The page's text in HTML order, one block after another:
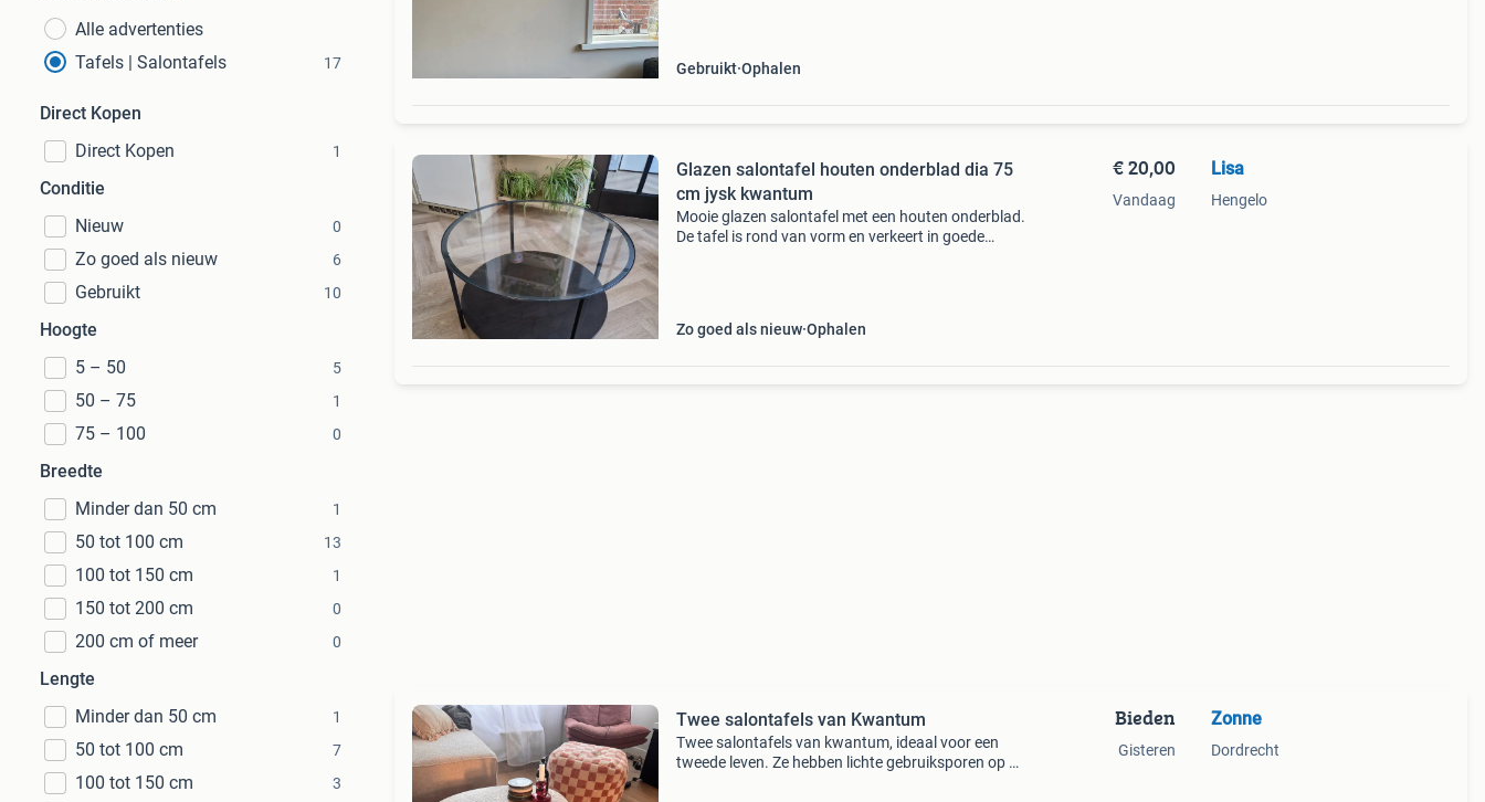
Alle advertenties
Tafels | Salontafels
17
Direct Kopen
Direct Kopen
1
Conditie
Nieuw
0
Zo goed als nieuw 6
Gebruikt 10
Hoogte
5 – 50
5
50 – 75 1
75 – 100 0
Breedte
Minder dan 50 cm
1
50 tot 100 cm 13
100 tot 150 cm 1
150 tot 200 cm 0
200 cm of meer 0
Lengte
Minder dan 50 cm
1
50 tot 100 cm 7
100 tot 150 cm 3
Gebruikt Ophalen
Glazen salontafel houten onderblad dia 75
cm jysk kwantum
Mooie glazen salontafel met een houten onderblad.
De tafel is rond van vorm en verkeert in goede
Zo goed als nieuw Ophalen
€ 20,00
Vandaag
Lisa
Hengelo
Twee salontafels van Kwantum
Twee salontafels van kwantum, ideaal voor een
tweede leven. Ze hebben lichte gebruiksporen op de
Bieden
Gisteren
Zonne
Dordrecht